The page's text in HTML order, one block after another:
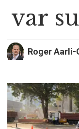
var
Roger Aarli-